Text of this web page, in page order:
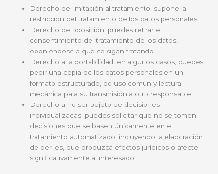
Derecho de limitación al tratamiento: supone la
restricción del tratamiento de los datos personales.
Derecho de oposición: puedes retirar el
consentimiento del tratamiento de los datos,
oponiéndose a que se sigan tratando.
Derecho a la portabilidad: en algunos casos, puedes
pedir una copia de los datos personales en un
formato estructurado, de uso común y lectura
mecánica para su transmisión a otro responsable.
Derecho a no ser objeto de decisiones
individualizadas: puedes solicitar que no se tomen
decisiones que se basen únicamente en el
tratamiento automatizado, incluyendo la elaboración
de per les, que produzca efectos jurídicos o afecte
significativamente al interesado.